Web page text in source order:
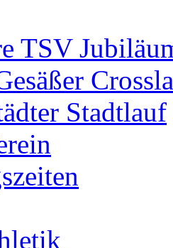
TSV
Stadtlauf